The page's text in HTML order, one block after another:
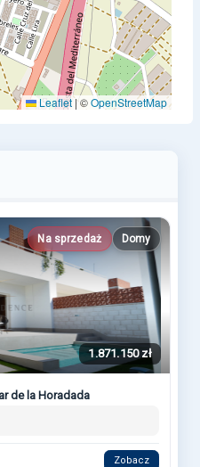
Leaflet |©OpenStreetMap
Na sprzedaż Domy
1.871.150 zł
de la Horadada
Zobacz